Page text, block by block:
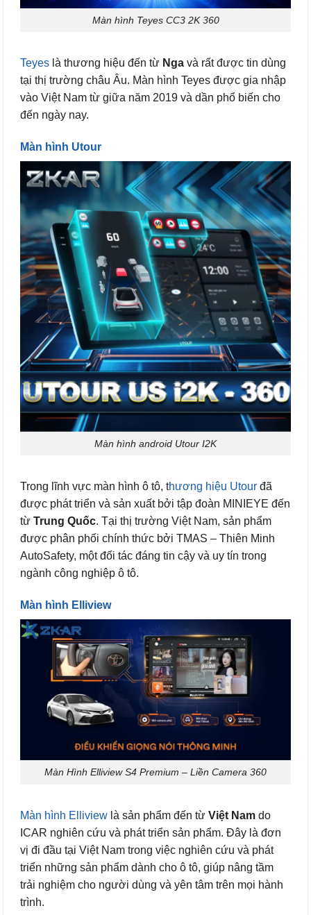
Màn hình Teyes CC3 2K 360
Teyes là thương hiệu đến từ Nga và rất được tin dùng
tại thị trường châu Âu. Màn hình Teyes được gia nhập
vào Việt Nam từ giữa năm 2019 và dần phổ biến cho
đến ngày nay.
Màn hình Utour
Màn hình android Utour I2K
Trong lĩnh vực màn hình ô tô, thương hiệu Utour đã
được phát triển và sản xuất bởi tập đoàn MINIEYE đến
từ Trung Quốc. Tại thị trường Việt Nam, sản phẩm
được phân phối chính thức bởi TMAS – Thiên Minh
AutoSafety, một đối tác đáng tin cậy và uy tín trong
ngành công nghiệp ô tô.
Màn hình Elliview
Màn Hình Elliview S4 Premium – Liền Camera 360
Màn hình Elliview là sản phẩm đến từ Việt Nam do
ICAR nghiên cứu và phát triển sản phẩm. Đây là đơn
vị đi đầu tại Việt Nam trong việc nghiên cứu và phát
triển những sản phẩm dành cho ô tô, giúp nâng tầm
trải nghiệm cho người dùng và yên tâm trên mọi hành
trình.